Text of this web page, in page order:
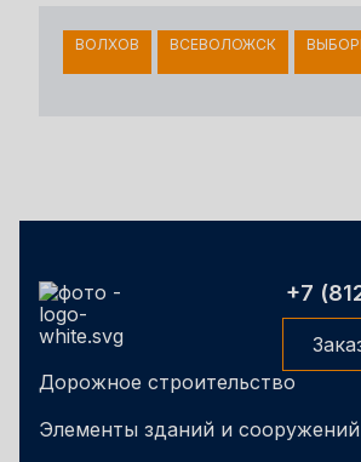
ВОЛХОВ ВСЕВОЛОЖСК
+7
Дорожное строительство
Элементы зданий и сооружений